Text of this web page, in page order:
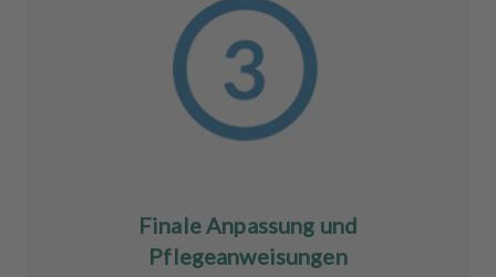
Finale Anpassung und
Pflegeanweisungen